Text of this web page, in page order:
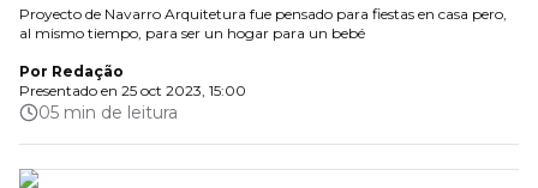
Proyecto de Navarro Arquitetura fue pensado para fiestas en casa pero,
al mismo tiempo, para ser un hogar para un bebé
Por Redação
Presentado en 25 oct 2023, 15:00
05 min de leitura